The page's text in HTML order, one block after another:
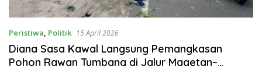
Peristiwa, Politik 15 April 2026
Diana Sasa Kawal Langsung Pemangkasan
Pohon Rawan Tumbang di Jalur Magetan–